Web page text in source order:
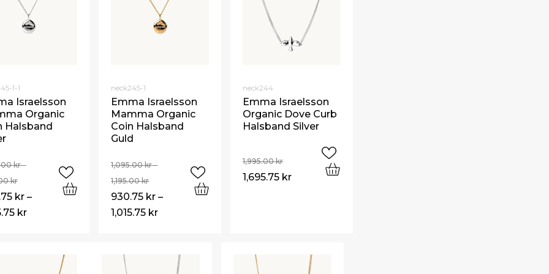
Begagnade Örhängen
Begagnade Hängen
1-1
Israelsson
Organic
Halsband
kr–
kr
kr–
kr
neck245-1
Emma Israelsson
Mamma Organic
Coin Halsband
Guld
1,095.00kr–
1,195.00kr
930.75 kr –
1,015.75 kr
neck244
Emma Israelsson
Organic Dove Curb
Halsband Silver
1,995.00kr
1,695.75 kr